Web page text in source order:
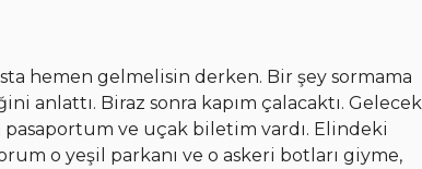
hemen gelmelisin derken. Bir şey sormama
anlattı. Biraz sonra kapım çalacaktı. Gelecek
pasaportum ve uçak biletim vardı. Elindeki
o yeşil parkanı ve o askeri botları giyme,